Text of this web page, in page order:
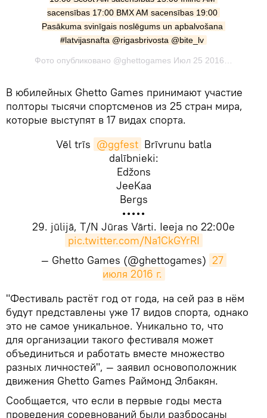
sacensības 17:00 BMX AM sacensības 19:00
Pasākuma svinīgais noslēgums un apbalvošana
#latvijasnafta @rigasbrivosta @bite_lv
В юбилейных Ghetto Games принимают участие
полторы тысячи спортсменов из 25 стран мира,
которые выступят в 17 видах спорта.
Vēl trīs @ggfest Brīvrunu batla
dalībnieki:
Edžons
JeeKaa
Bergs
•••••
29. jūlijā, T/N Jūras Vārti. Ieeja no 22:00e
pic.twitter.com/Na1CkGYrRI
— Ghetto Games (@ghettogames) 27
июля 2016 г.
​"Фестиваль растёт год от года, на сей раз в нём
будут представлены уже 17 видов спорта, однако
это не самое уникальное. Уникально то, что
для организации такого фестиваля может
объединиться и работать вместе множество
разных личностей", — заявил основоположник
движения Ghetto Games Раймонд Элбакян.
Сообщается, что если в первые годы места
проведения соревнований были разбросаны